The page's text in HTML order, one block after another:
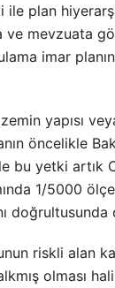
ile plan
ve mevzuata
imar
yapısı
öncelikle
bu yetki artık
1/5000
riskli alan
olması